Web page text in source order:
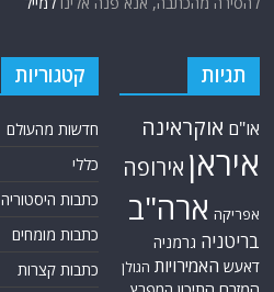
תגיות
או"ם אוקראינה
איראן אירופה
אפריקה ארה"ב
בריטניה גרמניה
דאעש האמירויות הגולן
קטגוריות
חדשות מהעולם
כללי
כתבות היסטוריה
כתבות מומחים
כתבות קצרות